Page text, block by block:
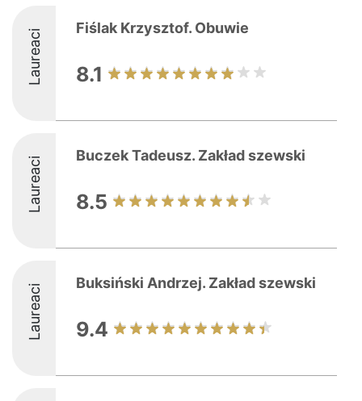
Laureaci Fiślak Krzysztof. Obuwie
8.1
Laureaci Buczek Tadeusz. Zakład szewski
8.5
Laureaci Buksiński Andrzej. Zakład szewski
9.4